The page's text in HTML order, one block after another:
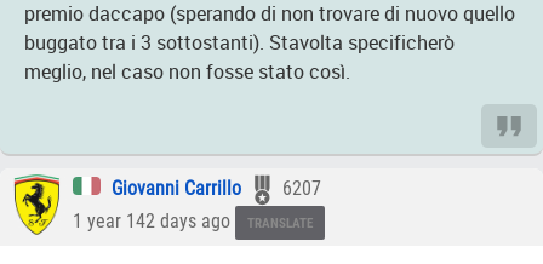
premio daccapo (sperando di non trovare di nuovo quello
buggato tra i 3 sottostanti). Stavolta specificherò
meglio, nel caso non fosse stato così.
Giovanni Carrillo
6207
1 year 142 days ago
TRANSLATE